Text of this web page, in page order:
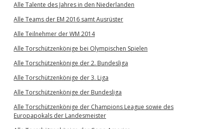
Alle Talente des Jahres in den Niederlanden
Alle Teams der EM 2016 samt Ausrüster
Alle Teilnehmer der WM 2014
Alle Torschützenkönige bei Olympischen Spielen
Alle Torschützenkönige der 2. Bundesliga
Alle Torschützenkönige der 3. Liga
Alle Torschützenkönige der Bundesliga
Alle Torschützenkönige der Champions League sowie des
Europapokals der Landesmeister